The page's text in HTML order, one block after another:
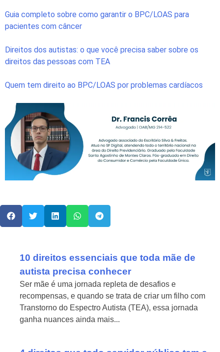
Guia completo sobre como garantir o BPC/LOAS para
pacientes com câncer
Direitos dos autistas: o que você precisa saber sobre os
direitos das pessoas com TEA
Quem tem direito ao BPC/LOAS por problemas cardíacos
10 direitos essenciais que toda mãe de
autista precisa conhecer
Ser mãe é uma jornada repleta de desafios e
recompensas, e quando se trata de criar um filho com
Transtorno do Espectro Autista (TEA), essa jornada
ganha nuances ainda mais...